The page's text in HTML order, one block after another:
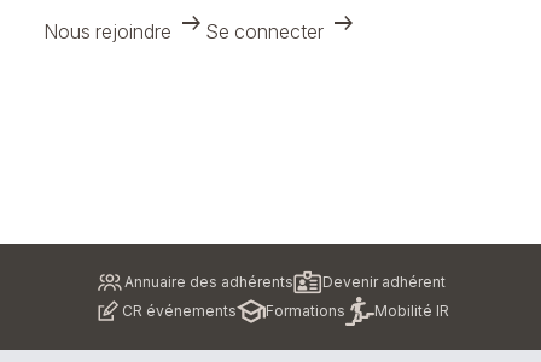
Nous rejoindre arrow_right_alt Se connecter arrow_right_alt
Annuaire des adhérents
Devenir adhérent
CR événements
Formations Mobilité IR